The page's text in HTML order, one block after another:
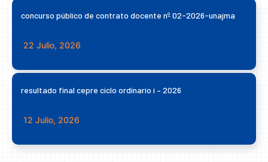
concurso público de contrato docente nº 02-2026-unajma
22 Julio, 2026
resultado final cepre ciclo ordinario i – 2026
12 Julio, 2026